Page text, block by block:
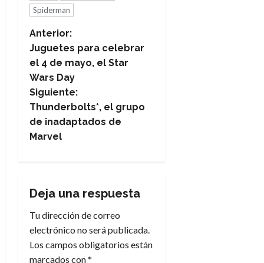
Spiderman
N
a
v
e
g
c
i
ó
Anterior:
Juguetes para celebrar
el 4 de mayo, el Star
Wars Day
Siguiente:
Thunderbolts*, el grupo
de inadaptados de
Marvel
Deja una respuesta
Tu dirección de correo
electrónico no será publicada.
Los campos obligatorios están
marcados con*